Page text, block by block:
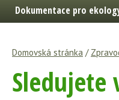
Dokumentace pro
Domovská stránka /
Sledujete